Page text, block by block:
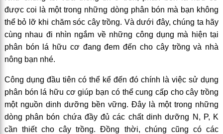
được coi là một trong những dòng phân bón mà bạn không
thể bỏ lỡ khi chăm sóc cây trồng. Và dưới đây, chúng ta hãy
cùng nhau đi nhìn ngắm về những công dụng mà hiện tại
phân bón lá hữu cơ đang đem đến cho cây trồng và nhà
nông bạn nhé.
Công dụng đầu tiên có thể kể đến đó chính là việc sử dụng
phân bón lá hữu cơ giúp bạn có thể cung cấp cho cây trồng
một nguồn dinh dưỡng bền vững. Đây là một trong những
dòng phân bón chứa đầy đủ các chất dinh dưỡng N, P, K
cần thiết cho cây trồng. Đồng thời, chúng cũng có các